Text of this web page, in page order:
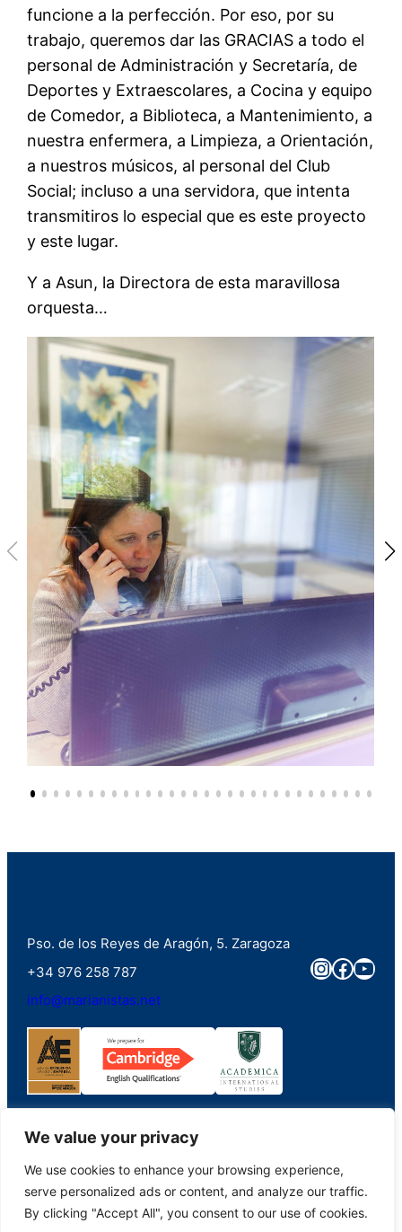
We value your privacy
We use cookies to enhance your browsing experience,
serve personalized ads or content, and analyze our traffic.
By clicking "Accept All", you consent to our use of cookies.
funcione a la perfección. Por eso, por su
trabajo, queremos dar las GRACIAS a todo el
personal de Administración y Secretaría, de
Deportes y Extraescolares, a Cocina y equipo
de Comedor, a Biblioteca, a Mantenimiento, a
nuestra enfermera, a Limpieza, a Orientación,
a nuestros músicos, al personal del Club
Social; incluso a una servidora, que intenta
transmitiros lo especial que es este proyecto
y este lugar.
Y a Asun, la Directora de esta maravillosa
orquesta…
Pso. de los Reyes de Aragón, 5. Zaragoza
+34 976 258 787
info@marianistas.net
©2023. Colegio Santa Maria del Pilar Marianistas (Zaragoza). Derechos